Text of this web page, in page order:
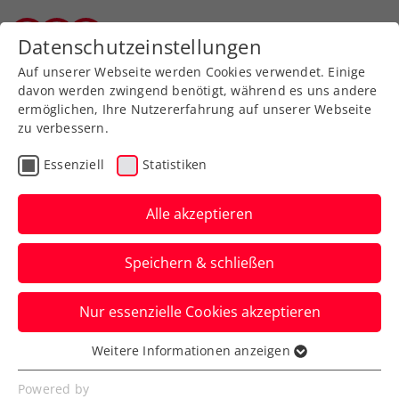
Zurück zur Newsübersicht
ATP
LAYJET-OPEN: Youngsters
Schwärzler und Sorger
weiter
Dennis Novak und Lukas Neumayer
scheiden beim ATP-Challenger in Bad
Waltersdorf hingegen aus.
Verfasst von: Presseaussendung / Redaktion, 17.09.2025
Datenschutzeinstellungen
Auf unserer Webseite werden Cookies verwendet. Einige
davon werden zwingend benötigt, während es uns andere
ermöglichen, Ihre Nutzererfahrung auf unserer Webseite
zu verbessern.
Essenziell Statistiken
Alle akzeptieren
Speichern & schließen
Nur essenzielle Cookies akzeptieren
Essenziell
Essenzielle Cookies werden für grundlegende
Weitere Informationen anzeigen
Powered by